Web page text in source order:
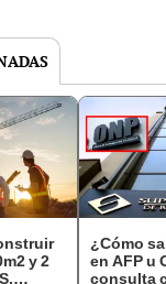
y 2
¿Cómo
en AFP u
consulta